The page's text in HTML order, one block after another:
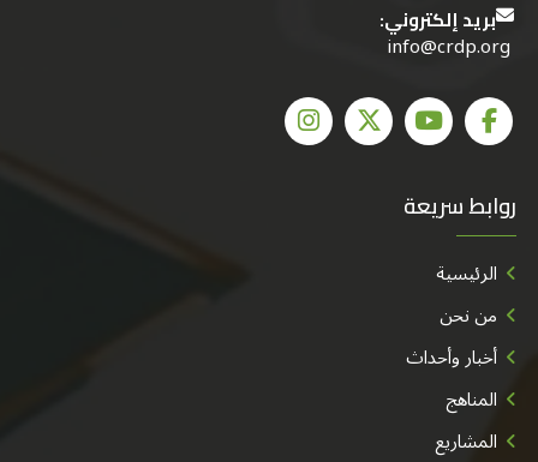
بريد إلكتروني:
info@crdp.org
روابط سريعة
الرئيسية
من نحن
أخبار وأحداث
المناهج
المشاريع